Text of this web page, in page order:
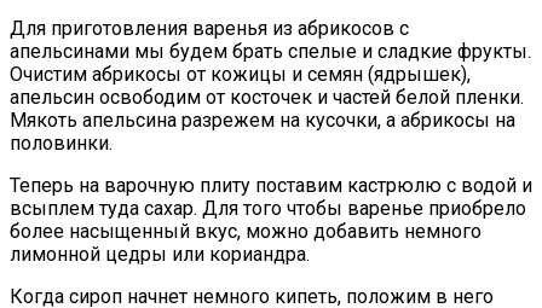
Для приготовления варенья из абрикосов с
апельсинами мы будем брать спелые и сладкие фрукты.
Очистим абрикосы от кожицы и семян (ядрышек),
апельсин освободим от косточек и частей белой пленки.
Мякоть апельсина разрежем на кусочки, а абрикосы на
половинки.
Теперь на варочную плиту поставим кастрюлю с водой и
всыплем туда сахар. Для того чтобы варенье приобрело
более насыщенный вкус, можно добавить немного
лимонной цедры или кориандра.
Когда сироп начнет немного кипеть, положим в него